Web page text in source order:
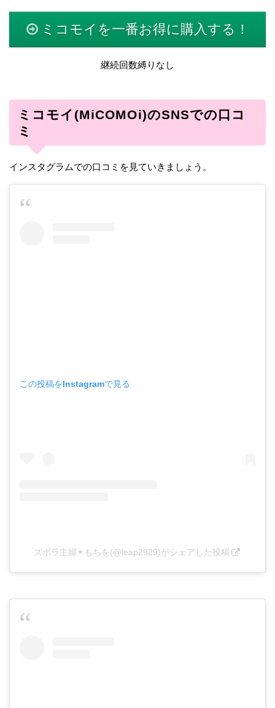
ミコモイを一番お得に購入する！
継続回数縛りなし
ミコモイ(MiCOMOi)のSNSでの口コ
ミ
インスタグラムでの口コミを見ていきましょう。
この投稿をInstagramで見る
ズボラ主婦✴もちを(@leap2929)がシェアした投稿